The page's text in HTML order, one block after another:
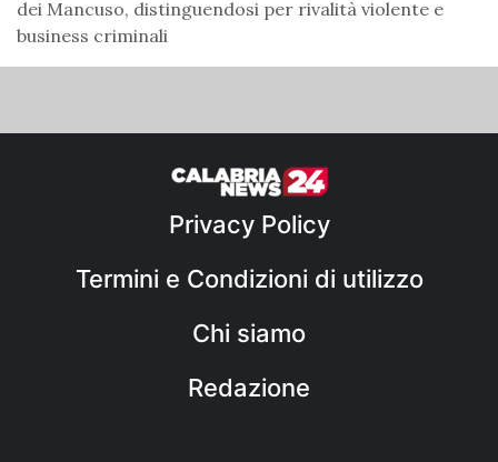
dei Mancuso, distinguendosi per rivalità violente e
business criminali
Privacy Policy
Termini e Condizioni di utilizzo
Chi siamo
Redazione